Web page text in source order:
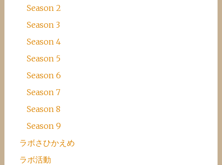
Season 2
Season 3
Season 4
Season 5
Season 6
Season 7
Season 8
Season 9
ラボさひかえめ
ラボ活動